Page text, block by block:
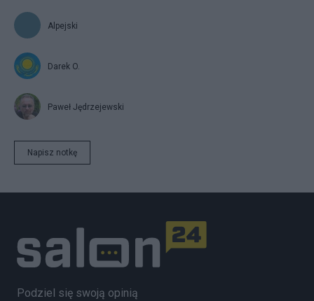
Alpejski
Darek O.
Paweł Jędrzejewski
Napisz notkę
Podziel się swoją opinią